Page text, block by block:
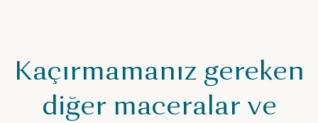
Kaçırmamanız gereken
diğer maceralar ve